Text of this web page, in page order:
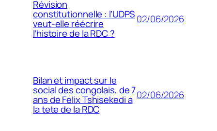
Révision
constitutionnelle : l’UDPS
veut-elle réécrire
l’histoire de la RDC ?
02/06/2026
Bilan et impact sur le
social des congolais, de 7
ans de Felix Tshisekedi a
la tete de la RDC
02/06/2026